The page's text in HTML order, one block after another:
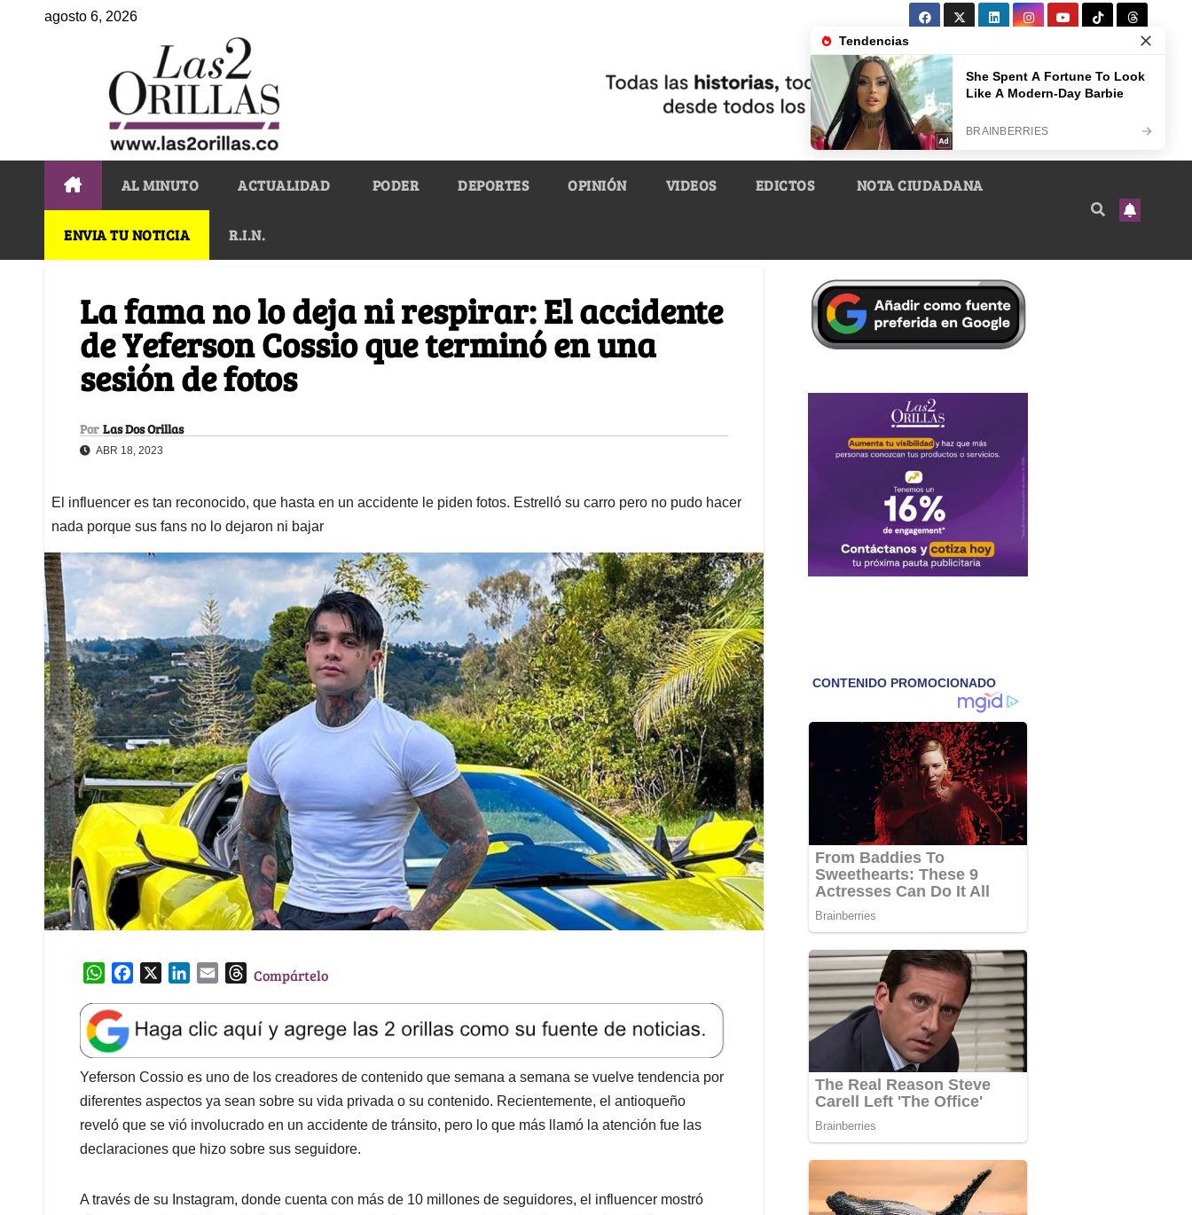
agosto 6, 2026
AL MINUTO ACTUALIDAD PODER DEPORTES OPINIÓN VIDEOS EDICTOS NOTA CIUDADANA
ENVIA TU NOTICIA R.I.N.
La fama no lo deja ni respirar: El accidente
de Yeferson Cossio que terminó en una
sesión de fotos
Por Las Dos Orillas
ABR 18, 2023
El influencer es tan reconocido, que hasta en un accidente le piden fotos. Estrelló su carro pero no pudo hacer
nada porque sus fans no lo dejaron ni bajar
W
a
t
s
A
p
p
e
b
o
o
k
k
e
d
I
n
l
T
e
a
d
s
Compártelo
Yeferson Cossio es uno de los creadores de contenido que semana a semana se vuelve tendencia por
diferentes aspectos ya sean sobre su vida privada o su contenido. Recientemente, el antioqueño
reveló que se vió involucrado en un accidente de tránsito, pero lo que más llamó la atención fue las
declaraciones que hizo sobre sus seguidore.
A través de su Instagram, donde cuenta con más de 10 millones de seguidores, el influencer mostró